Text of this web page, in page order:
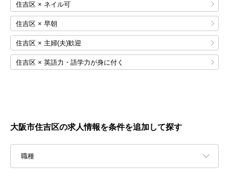
住吉区 × ネイル可
住吉区 × 早朝
住吉区 × 主婦(夫)歓迎
住吉区 × 英語力・語学力が身に付く
大阪市住吉区の求人情報を条件を追加して探す
職種